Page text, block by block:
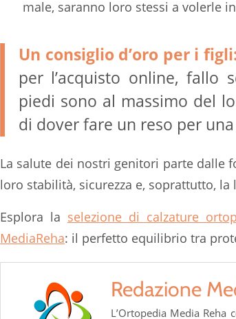
male, saranno loro stessi a volerle
Un consiglio d’oro per i
per l’acquisto online, fallo
piedi sono al massimo del
di dover fare un reso per
La salute dei nostri genitori parte dalle
loro stabilità, sicurezza e, soprattutto,
Esplora la selezione di calzature
MediaReha: il perfetto equilibrio tra
Redazione
L’Ortopedia Media